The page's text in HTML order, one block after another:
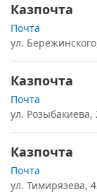
Казпочта
Почта
ул.
Казпочта
Почта
ул.
Казпочта
Почта
ул. Тимирязева,